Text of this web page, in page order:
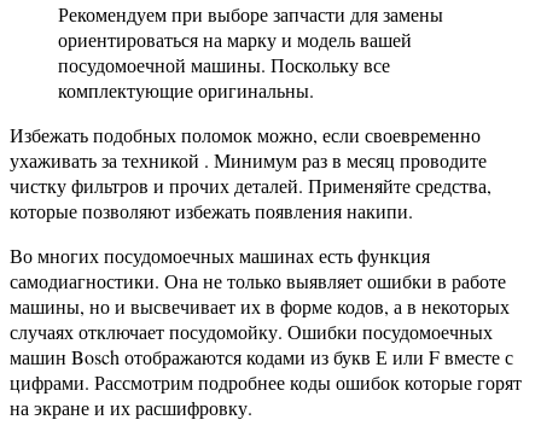
Рекомендуем при выборе запчасти для замены
ориентироваться на марку и модель вашей
посудомоечной машины. Поскольку все
комплектующие оригинальны.
Избежать подобных поломок можно, если своевременно
ухаживать за техникой . Минимум раз в месяц проводите
чистку фильтров и прочих деталей. Применяйте средства,
которые позволяют избежать появления накипи.
Во многих посудомоечных машинах есть функция
самодиагностики. Она не только выявляет ошибки в работе
машины, но и высвечивает их в форме кодов, а в некоторых
случаях отключает посудомойку. Ошибки посудомоечных
машин Bosch отображаются кодами из букв Е или F вместе с
цифрами. Рассмотрим подробнее коды ошибок которые горят
на экране и их расшифровку.